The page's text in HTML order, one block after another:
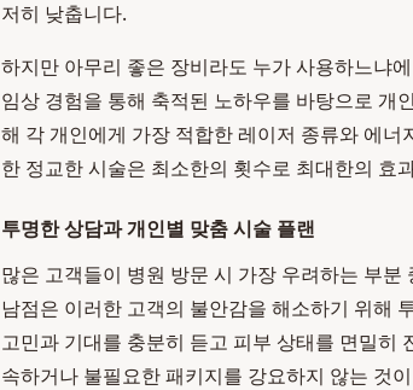
저히 낮춥니다.
하지만 아무리 좋은 장비라도 누가 사용하느냐
임상 경험을 통해 축적된 노하우를 바탕으로 개
해 각 개인에게 가장 적합한 레이저 종류와 에너
한 정교한 시술은 최소한의 횟수로 최대한의 효
투명한 상담과 개인별 맞춤 시술 플랜
많은 고객들이 병원 방문 시 가장 우려하는 부
남점은 이러한 고객의 불안감을 해소하기 위해
고민과 기대를 충분히 듣고 피부 상태를 면밀히
속하거나 불필요한 패키지를 강요하지 않는 것